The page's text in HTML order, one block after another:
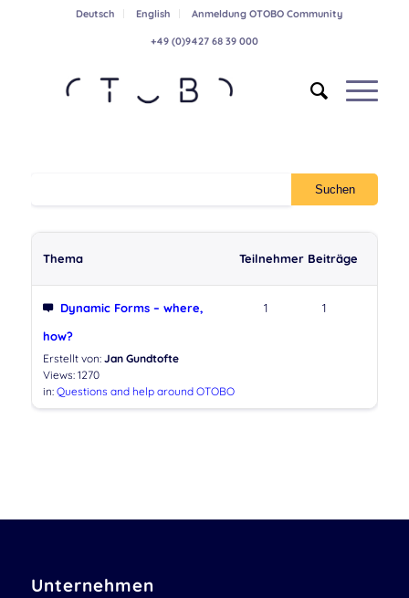
Deutsch English Anmeldung OTOBO Community
+49 (0)9427 68 39 000
Thema Teilnehmer Beiträge
Dynamic Forms – where,
how?
Erstellt von: Jan Gundtofte
Views: 1270
in: Questions and help around OTOBO
1 1
Unternehmen